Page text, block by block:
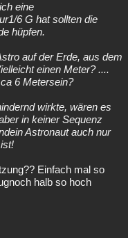
eine
6 G hat sollten die
hüpfen.
auf der Erde, aus dem
einen Meter? ....
6 Metersein?
wirkte, wären es
in keiner Sequenz
Astronaut auch nur
Einfach mal so
halb so hoch